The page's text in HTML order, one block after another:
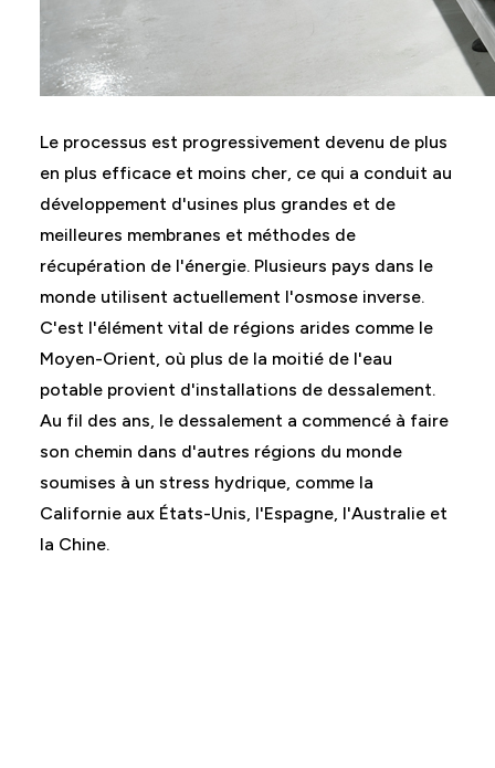
Le processus est progressivement devenu de plus
en plus efficace et moins cher, ce qui a conduit au
développement d'usines plus grandes et de
meilleures membranes et méthodes de
récupération de l'énergie. Plusieurs pays dans le
monde utilisent actuellement l'osmose inverse.
C'est l'élément vital de régions arides comme le
Moyen-Orient, où plus de la moitié de l'eau
potable provient d'installations de dessalement.
Au fil des ans, le dessalement a commencé à faire
son chemin dans d'autres régions du monde
soumises à un stress hydrique, comme la
Californie aux États-Unis, l'Espagne, l'Australie et
la Chine.